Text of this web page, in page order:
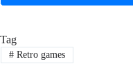
Tag
#Retro games